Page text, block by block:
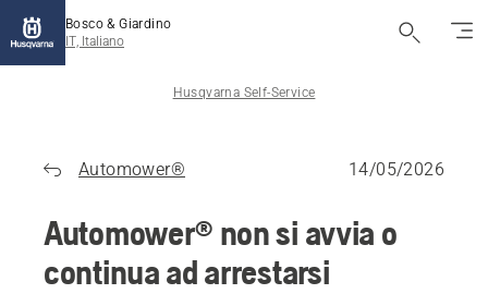
Bosco & Giardino
IT, Italiano
Husqvarna Self-Service
Automower® 14/05/2026
Automower® non si avvia o
continua ad arrestarsi